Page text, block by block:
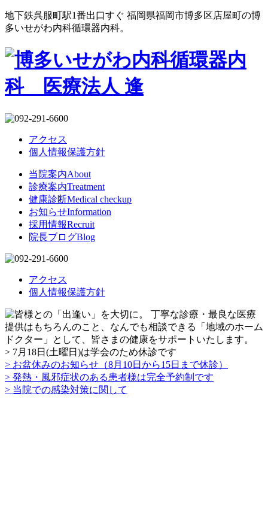
地下鉄呉服町駅1番出口すぐ 福岡県福岡市博多区店屋町の博
多いせがわ内科循環器内科。
アクセス
個人情報保護方針
当院案内About
診療案内Treatment
健康診断Medical checkup
お知らせInformation
採用情報Recruit
院長ブログBlog
アクセス
個人情報保護方針
> 7月18日(土曜日)は学会のため休診です
> お盆休みのお知らせ（8月10日から15日まで休診）
> 発熱・風邪症状のある患者様は完全予約制です
> 当院での感染対策に関して